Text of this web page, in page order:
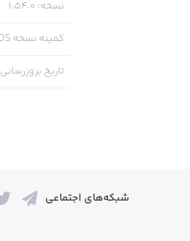
نسخه:
1.54.0
کمینه نسخه iOS
تاریخ بروزرسانی
شبکه‌های اجتماعی